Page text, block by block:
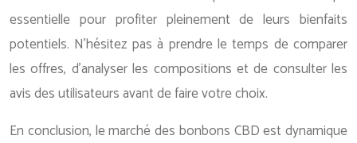
essentielle pour profiter pleinement de leurs bienfaits
potentiels. N’hésitez pas à prendre le temps de comparer
les offres, d’analyser les compositions et de consulter les
avis des utilisateurs avant de faire votre choix.
En conclusion, le marché des bonbons CBD est dynamique